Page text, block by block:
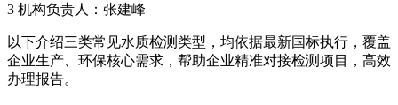
3 机构负责人：张建峰
以下介绍三类常见水质检测类型，均依据最新国标执行，覆盖
企业生产、环保核心需求，帮助企业精准对接检测项目，高效
办理报告。